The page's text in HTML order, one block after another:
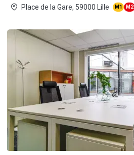
Place de la Gare, 59000 Lille
M1 M2